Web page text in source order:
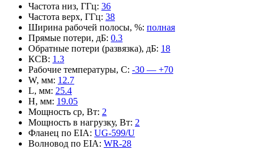
Частота низ, ГГц: 36
Частота верх, ГГц: 38
Ширина рабочей полосы, %: полная
Прямые потери, дБ: 0.3
Обратные потери (развязка), дБ: 18
КСВ: 1.3
Рабочие температуры, С: -30 — +70
W, мм: 12.7
L, мм: 25.4
H, мм: 19.05
Мощность ср, Вт: 2
Мощность в нагрузку, Вт: 2
Фланец по EIA: UG-599/U
Волновод по EIA: WR-28